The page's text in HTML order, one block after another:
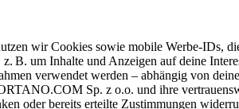
wir Cookies sowie mobile Werbe-IDs,
B. um Inhalte und Anzeigen auf deine
verwendet werden – abhängig von
Sp. z o.o. und ihre
oder bereits erteilte Zustimmungen